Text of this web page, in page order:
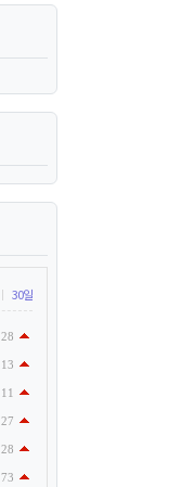
30일
28
13
11
27
28
73